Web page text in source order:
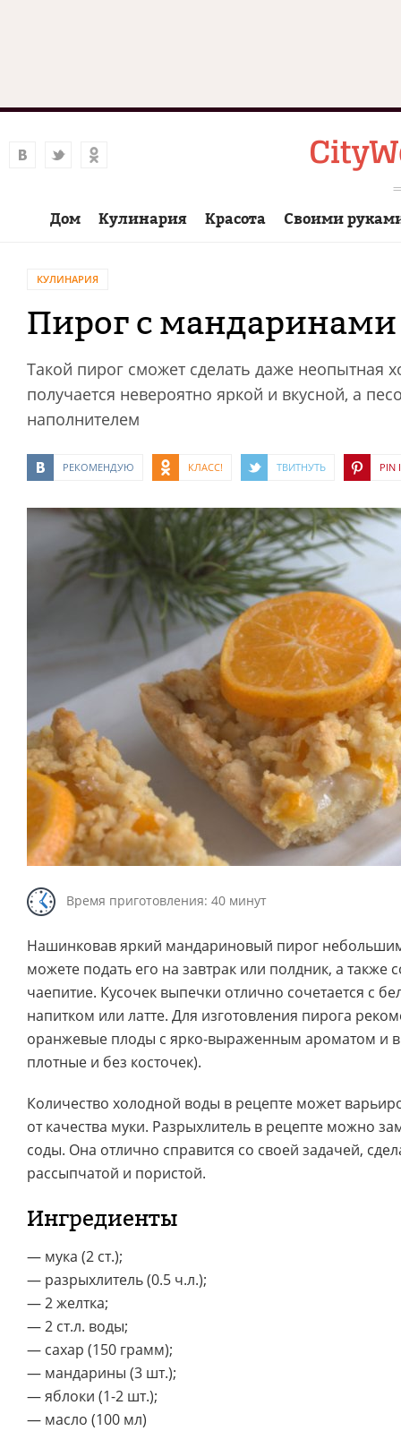
Дом Кулинария Красота Своими
КУЛИНАРИЯ
Пирог с
Такой пирог сможет сделать даже неопытная
получается невероятно яркой и вкусной, а
наполнителем
РЕКОМЕНДУЮ КЛАСС! ТВИТНУТЬ PIN
Время приготовления: 40 минут
Нашинковав яркий мандариновый пирог
можете подать его на завтрак или полдник, а также
чаепитие. Кусочек выпечки отлично сочетается с
напитком или латте. Для изготовления пирога
оранжевые плоды с ярко-выраженным ароматом и
плотные и без косточек).
Количество холодной воды в рецепте может
от качества муки. Разрыхлитель в рецепте можно
соды. Она отлично справится со своей задачей,
рассыпчатой и пористой.
Ингредиенты
— мука (2 ст.);
— разрыхлитель (0.5 ч.л.);
— 2 желтка;
— 2 ст.л. воды;
— сахар (150 грамм);
— мандарины (3 шт.);
— яблоки (1-2 шт.);
— масло (100 мл)